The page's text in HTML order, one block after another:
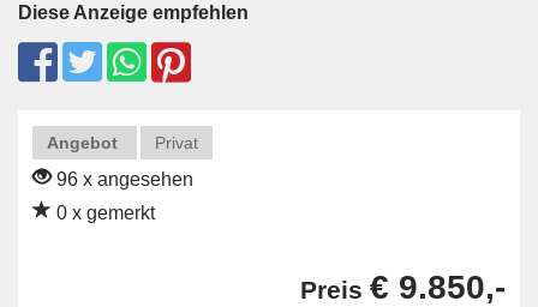
Diese Anzeige empfehlen
Angebot Privat
96 x angesehen
0 x gemerkt
Preis € 9.850,-